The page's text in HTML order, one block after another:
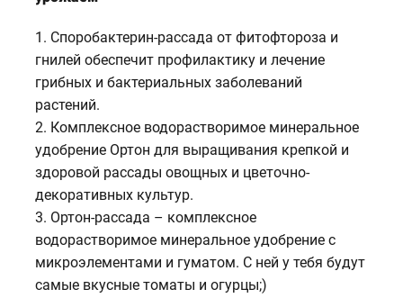
1. Споробактерин-рассада от фитофтороза и
гнилей обеспечит профилактику и лечение
грибных и бактериальных заболеваний
растений.
2. Комплексное водорастворимое минеральное
удобрение Ортон для выращивания крепкой и
здоровой рассады овощных и цветочно-
декоративных культур.
3. Ортон-рассада – комплексное
водорастворимое минеральное удобрение с
микроэлементами и гуматом. С ней у тебя будут
самые вкусные томаты и огурцы;)